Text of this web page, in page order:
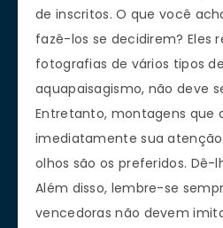
de inscritos. O que você
fazê-los se decidirem? Eles
fotografias de vários tipos
aquapaisagismo, não deve
Entretanto, montagens que
imediatamente sua
olhos são os preferidos. Dê-
Além disso, lembre-se
vencedoras não devem